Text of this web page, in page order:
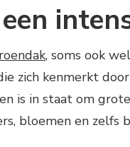
, soms ook
zich kenmerkt
is in staat om
bloemen en zelfs